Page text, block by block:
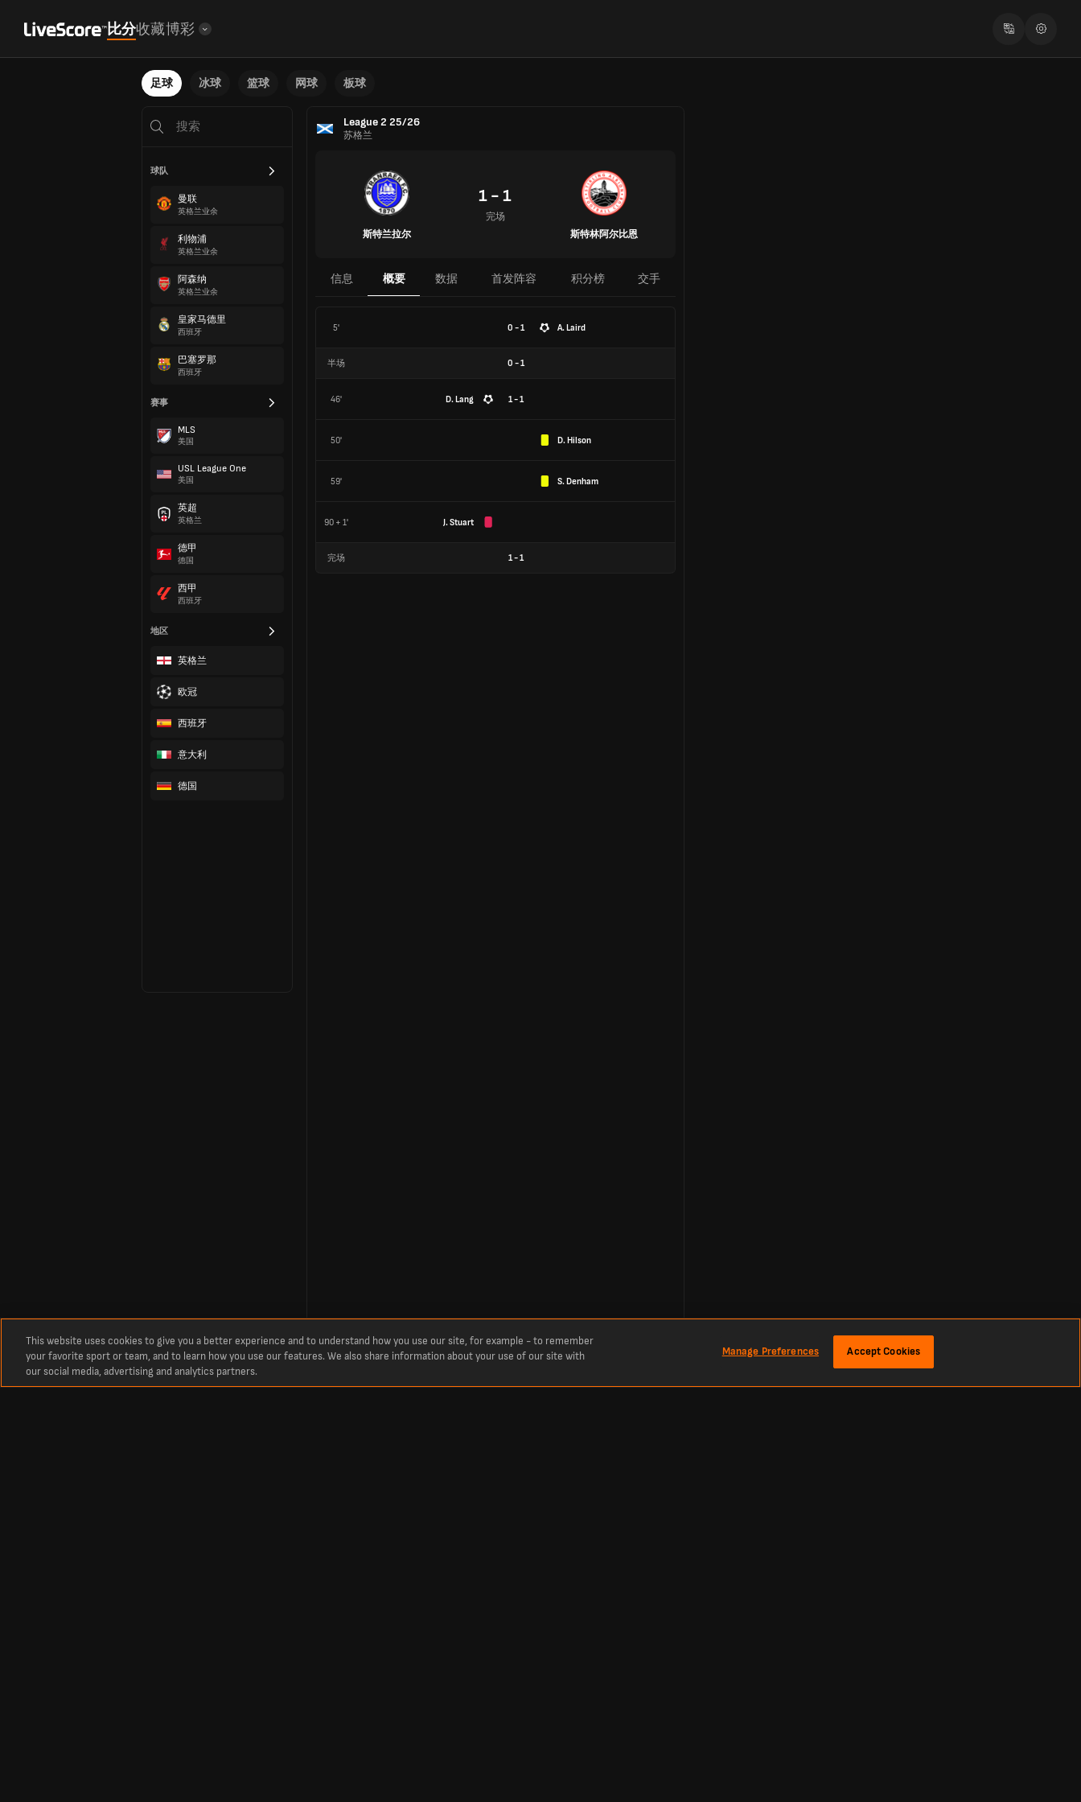
比分收藏博彩
足球 冰球 篮球 网球 板球
球队
曼联
英格兰业余
利物浦
英格兰业余
阿森纳
英格兰业余
皇家马德里
西班牙
巴塞罗那
西班牙
赛事
MLS
美国
USL League One
美国
英超
英格兰
德甲
德国
西甲
西班牙
地区
英格兰
欧冠
西班牙
意大利
德国
League 2 25/26
苏格兰
斯特兰拉尔
1 - 1
完场
斯特林阿尔比恩
信息 概要 数据 首发阵容 积分榜 交手
5' 0 - 1 A. Laird
半场 0 -1
46' D. Lang 1 - 1
50' D. Hilson
59' S. Denham
90 + 1' J. Stuart
完场 1-1
This website uses cookies to give you a better experience and to understand how you use our site, for example - to remember
your favorite sport or team, and to learn how you use our features. We also share information about your use of our site with
our social media, advertising and analytics partners.
Manage Preferences Accept Cookies